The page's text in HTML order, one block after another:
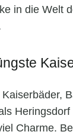
in die Welt
Heringsdorf
Charme.